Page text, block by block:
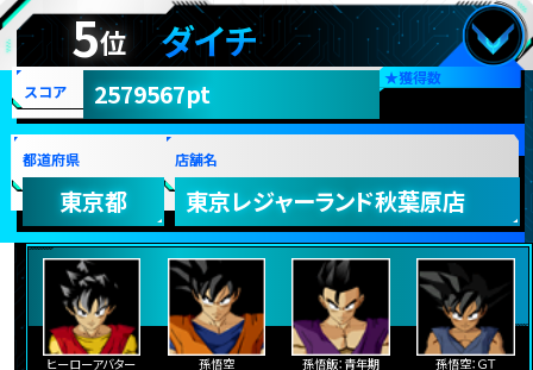
5位 ダイチ
★獲得数
スコア 2579567pt
都道府県
東京都
店舗名
東京レジャーランド秋葉原店
ヒーローアバター 孫悟空 孫悟飯：青年期 孫悟空：ＧＴ